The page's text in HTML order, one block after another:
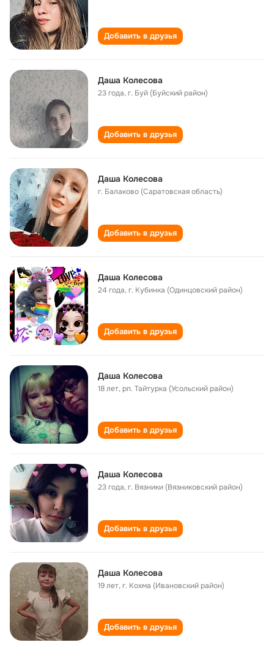
Добавить в друзья
Даша Колесова
23 года,г. Буй (Буйский район)
Добавить в друзья
Даша Колесова
г. Балаково (Саратовская область)
Добавить в друзья
Даша Колесова
24 года,г. Кубинка (Одинцовский район)
Добавить в друзья
Даша Колесова
18 лет,рп. Тайтурка (Усольский район)
Добавить в друзья
Даша Колесова
23 года,г. Вязники (Вязниковский район)
Добавить в друзья
Даша Колесова
19 лет,г. Кохма (Ивановский район)
Добавить в друзья